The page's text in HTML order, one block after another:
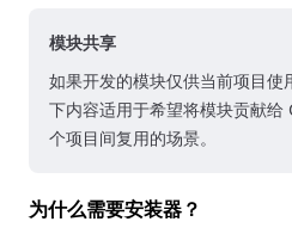
模块共享
如果开发的模块仅供当前项目使
下内容适用于希望将模块贡献
个项目间复用的场景。
为什么需要安装器？